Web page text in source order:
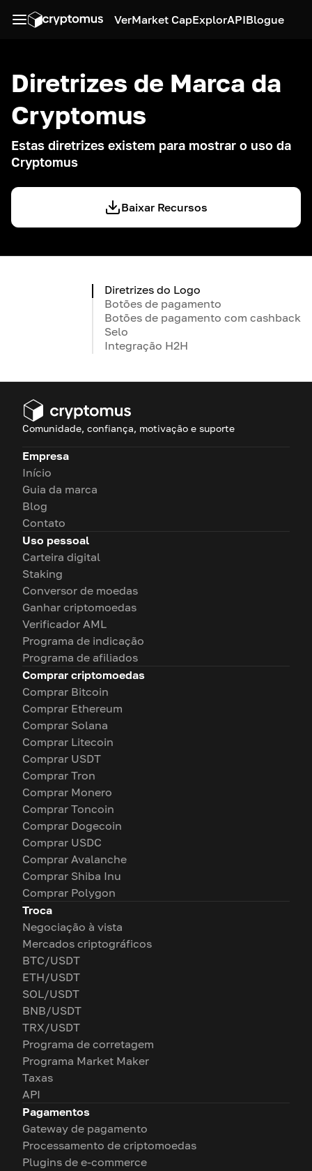
VerMarket CapExplorAPIBlogue
Diretrizes de Marca da
Cryptomus
Estas diretrizes existem para mostrar o uso da
Cryptomus
Baixar Recursos
Diretrizes do Logo
Botões de pagamento
Botões de pagamento com cashback
Selo
Integração H2H
Comunidade, confiança, motivação e suporte
Empresa
Início
Guia da marca
Blog
Contato
Uso pessoal
Carteira digital
Staking
Conversor de moedas
Ganhar criptomoedas
Verificador AML
Programa de indicação
Programa de afiliados
Comprar criptomoedas
Comprar Bitcoin
Comprar Ethereum
Comprar Solana
Comprar Litecoin
Comprar USDT
Comprar Tron
Comprar Monero
Comprar Toncoin
Comprar Dogecoin
Comprar USDC
Comprar Avalanche
Comprar Shiba Inu
Comprar Polygon
Troca
Negociação à vista
Mercados criptográficos
BTC/USDT
ETH/USDT
SOL/USDT
BNB/USDT
TRX/USDT
Programa de corretagem
Programa Market Maker
Taxas
API
Pagamentos
Gateway de pagamento
Processamento de criptomoedas
Plugins de e-commerce